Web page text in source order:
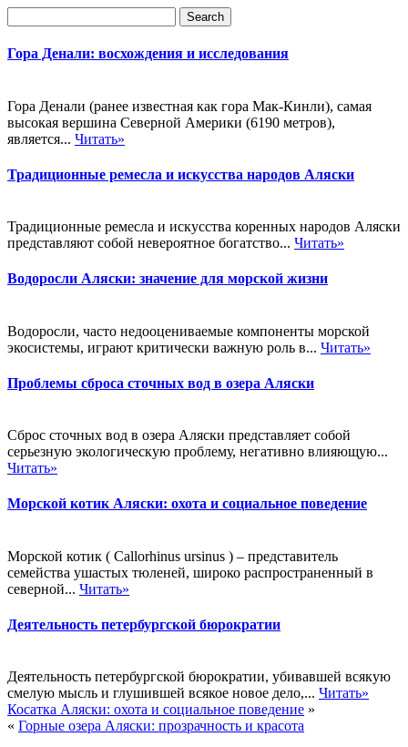
Гора Денали: восхождения и исследования
Гора Денали (ранее известная как гора Мак-Кинли), самая
высокая вершина Северной Америки (6190 метров),
является... Читать»
Традиционные ремесла и искусства народов Аляски
Традиционные ремесла и искусства коренных народов Аляски
представляют собой невероятное богатство... Читать»
Водоросли Аляски: значение для морской жизни
Водоросли, часто недооцениваемые компоненты морской
экосистемы, играют критически важную роль в... Читать»
Проблемы сброса сточных вод в озера Аляски
Сброс сточных вод в озера Аляски представляет собой
серьезную экологическую проблему, негативно влияющую...
Читать»
Морской котик Аляски: охота и социальное поведение
Морской котик ( Callorhinus ursinus ) – представитель
семейства ушастых тюленей, широко распространенный в
северной... Читать»
Деятельность петербургской бюрократии
Деятельность петербургской бюрократии, убивавшей всякую
смелую мысль и глушившей всякое новое дело,... Читать»
Косатка Аляски: охота и социальное поведение »
« Горные озера Аляски: прозрачность и красота